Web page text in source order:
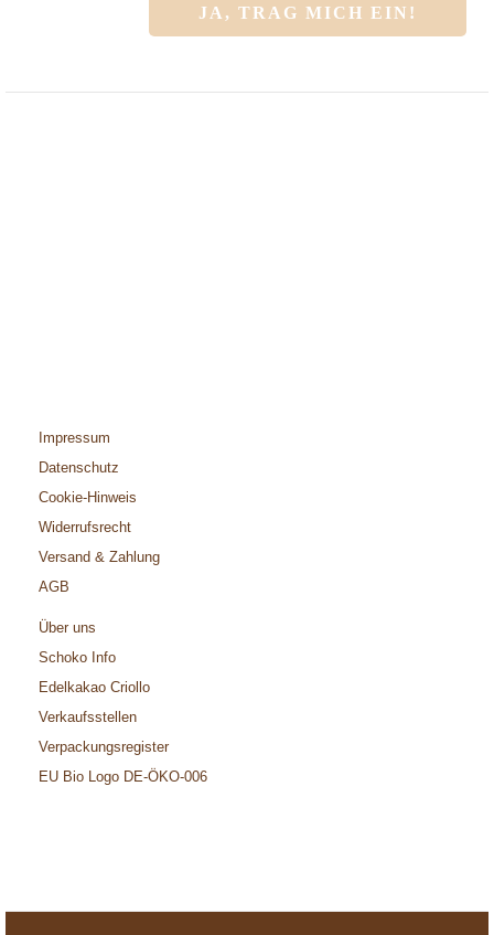
Impressum
Datenschutz
Cookie-Hinweis
Widerrufsrecht
Versand & Zahlung
AGB
Über uns
Schoko Info
Edelkakao Criollo
Verkaufsstellen
Verpackungsregister
EU Bio Logo DE-ÖKO-006